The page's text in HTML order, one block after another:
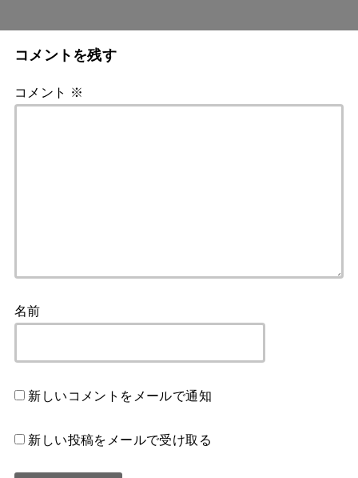
コメントを残す
コメント ※
名前
新しいコメントをメールで通知
新しい投稿をメールで受け取る